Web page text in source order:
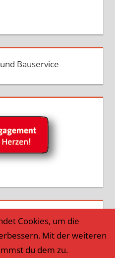
Cookies, um die
Mit der weiteren
du dem zu.